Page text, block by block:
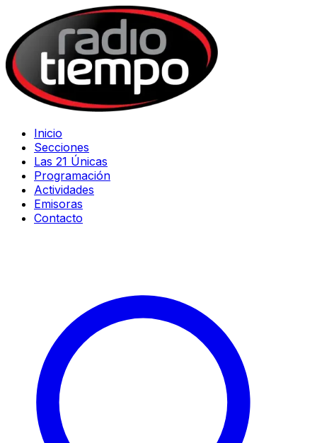
Inicio
Secciones
Las 21 Únicas
Programación
Actividades
Emisoras
Contacto